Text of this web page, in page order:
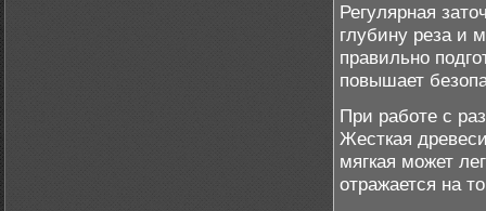
Регулярная
глубину реза и
правильно
повышает
При работе с
Жесткая
мягкая может
отражается на